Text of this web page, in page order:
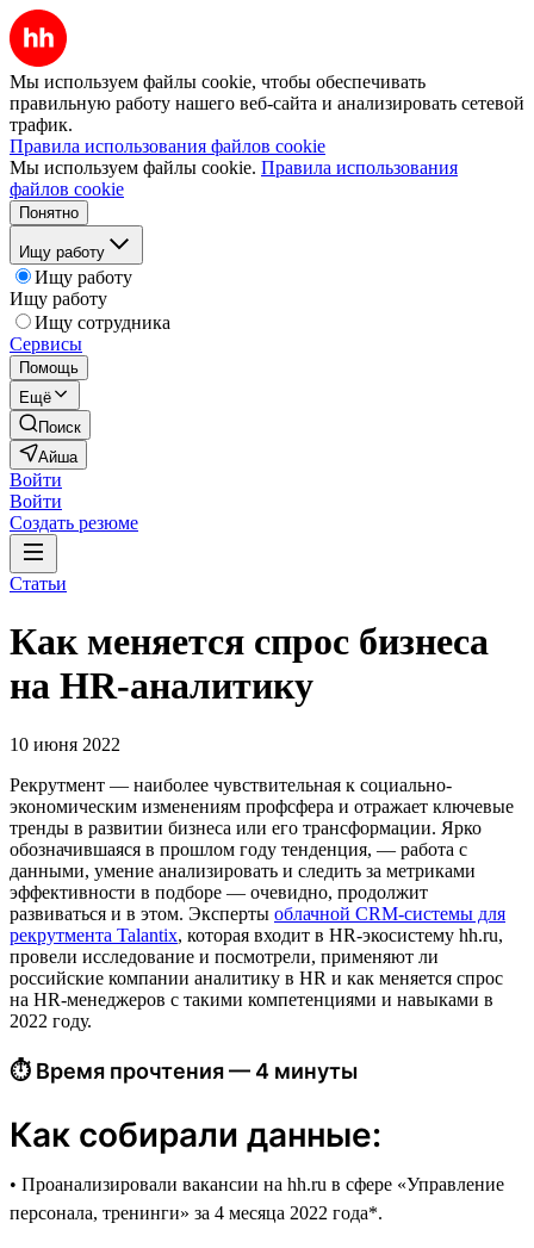
Мы используем файлы cookie, чтобы обеспечивать
правильную работу нашего веб-сайта и анализировать сетевой
трафик.
Правила использования файлов cookie
Мы используем файлы cookie. Правила использования
файлов cookie
Понятно
Ищу работу
Ищу работу
Ищу работу
Ищу сотрудника
Сервисы
Помощь
Ещё
Поиск
Айша
Войти
Войти
Создать резюме
Статьи
Как меняется спрос бизнеса
на HR-аналитику
10 июня 2022
Рекрутмент — наиболее чувствительная к социально-
экономическим изменениям профсфера и отражает ключевые
тренды в развитии бизнеса или его трансформации. Ярко
обозначившаяся в прошлом году тенденция, — работа c
данными, умение анализировать и следить за метриками
эффективности в подборе — очевидно, продолжит
развиваться и в этом. Эксперты облачной CRM-системы для
рекрутмента Talantix, которая входит в HR-экосистему hh.ru,
провели исследование и посмотрели, применяют ли
российские компании аналитику в HR и как меняется спрос
на HR-менеджеров с такими компетенциями и навыками в
2022 году.
⏱ Время прочтения — 4 минуты
Как собирали данные:
• Проанализировали вакансии на hh.ru в сфере «Управление
персонала, тренинги» за 4 месяца 2022 года*.